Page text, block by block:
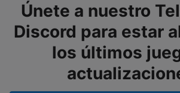
Únete a nuestro
Discord para estar
los últimos